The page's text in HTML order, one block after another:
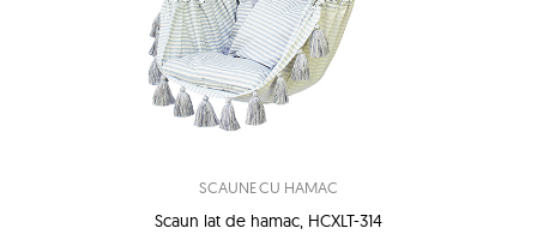
SCAUNE CU HAMAC
Scaun lat de hamac, HCXLT-314